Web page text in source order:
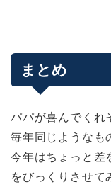
まとめ
パパが喜んでくれ
毎年同じようなも
今年はちょっと差
をびっくりさせて